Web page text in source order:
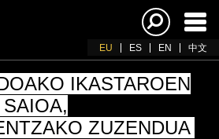
EU ES EN 中文
IKASTAROEN
ZUZENDUA